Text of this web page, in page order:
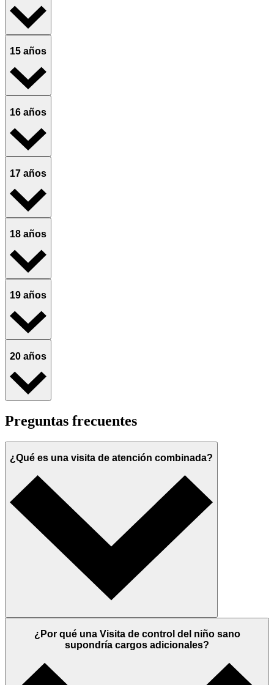
15 años
16 años
17 años
18 años
19 años
20 años
Preguntas frecuentes
¿Qué es una visita de atención combinada?
¿Por qué una Visita de control del niño sano
supondría cargos adicionales?